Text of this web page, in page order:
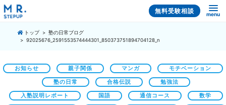
無料受験相談 menu
トップ
塾の日常ブログ
92025676_2591553574444301_850373751894704128_n
お知らせ 親子関係 マンガ モチベーション
塾の日常 合格伝説 勉強法
入塾説明レポート 国語 通信コース 数学